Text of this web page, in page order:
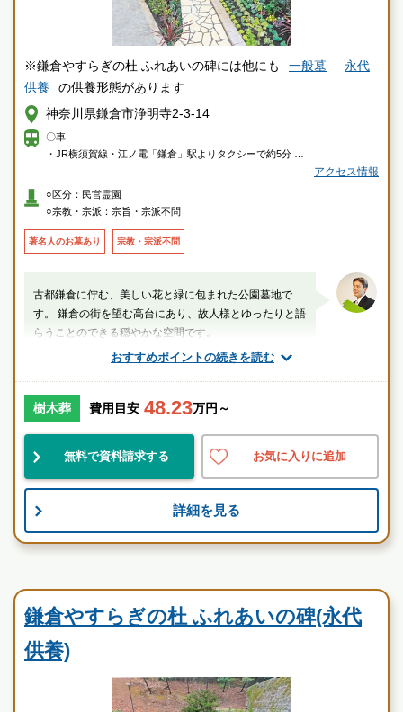
※鎌倉やすらぎの杜 ふれあいの碑には他にも 一般墓
永代
供養
の供養形態があります
神奈川県鎌倉市浄明寺2-3-14
〇車
・JR横須賀線・江ノ電「鎌倉」駅よりタクシーで約5分
〇徒歩
・鎌倉駅東口5番バス停で「鎌23・鎌24・鎌36」ご乗車「杉本観音」バス
アクセス情報
○区分：民営霊園
○宗教・宗派：宗旨・宗派不問
著名人のお墓あり 宗教・宗派不問
おすすめポイントの続きを読む
古都鎌倉に佇む、美しい花と緑に包まれた公園墓地で
す。 鎌倉の街を望む高台にあり、故人様とゆったりと語
らうことのできる穏やかな空間です。
厚生労働省認定 葬祭ディレクター技能審査
1級葬祭ディレクター 田中（業界歴15年）
神奈川県
景観良 自然豊 宗教不問
お墓のことなら何でもご相談ください
現地を見学して実際の雰囲気をお確かめください
鎌倉やすらぎの杜 ふれあいの碑の特徴
樹木葬 費用目安 48.23万円～
無料で資料請求する お気に入りに追加
詳細を見る
鎌倉やすらぎの杜 ふれあいの碑(永代
供養)